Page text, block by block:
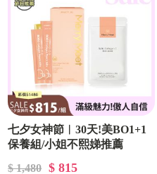
七夕女神節︱30天!美BO1+1
保養組/小姐不熙娣推薦
$ 1,480
$ 815